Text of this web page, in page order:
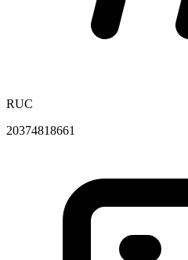
RUC
20374818661